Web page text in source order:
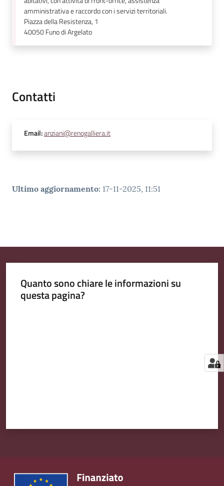
amministrativa e raccordo con i servizi territoriali.
Piazza della Resistenza, 1
40050Funo di Argelato
Contatti
Email:anziani@renogalliera.it
Ultimo aggiornamento: 17-11-2025, 11:51
Quanto sono chiare le informazioni su
questa pagina?